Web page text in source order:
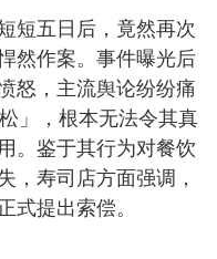
短五日后，竟然再次
然作案。事件曝光后
怒，主流舆论纷纷痛
」，根本无法令其真
。鉴于其行为对餐饮
，寿司店方面强调，
式提出索偿。